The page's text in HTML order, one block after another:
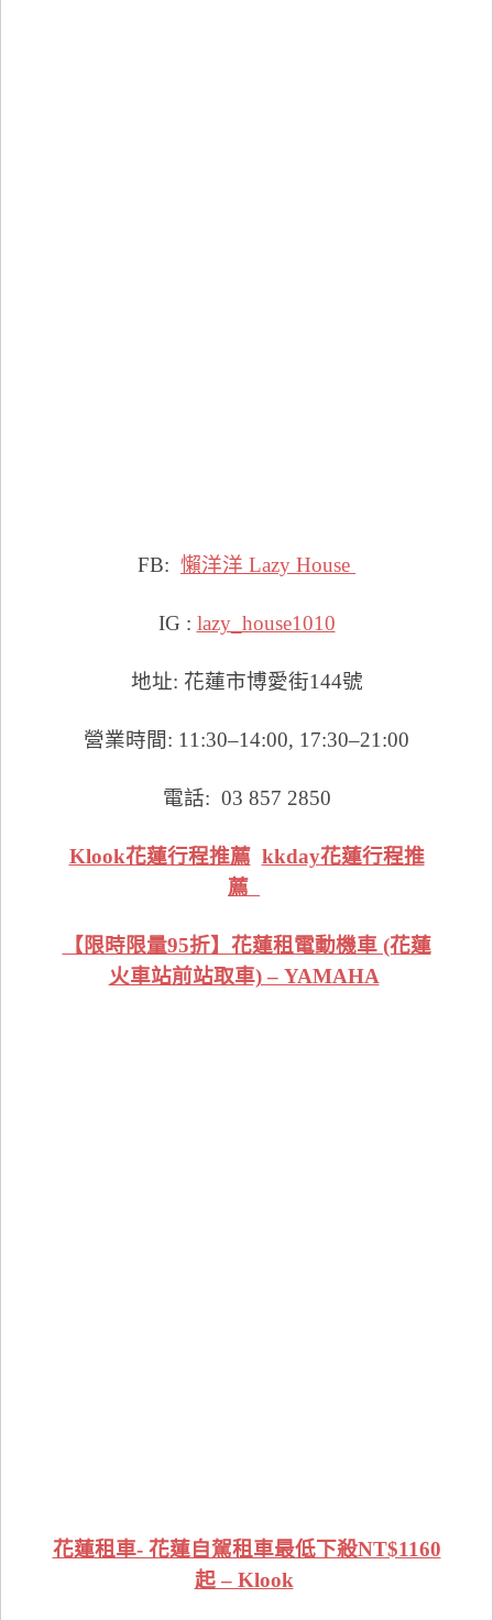
FB: 懶洋洋 Lazy House
IG : lazy_house1010
地址: 花蓮市博愛街144號
營業時間: 11:30–14:00, 17:30–21:00
電話: 03 857 2850
Klook花蓮行程推薦 kkday花蓮行程推
薦
【限時限量95折】花蓮租電動機車 (花蓮
火車站前站取車) – YAMAHA
花蓮租車- 花蓮自駕租車最低下殺NT$1160
起 – Klook